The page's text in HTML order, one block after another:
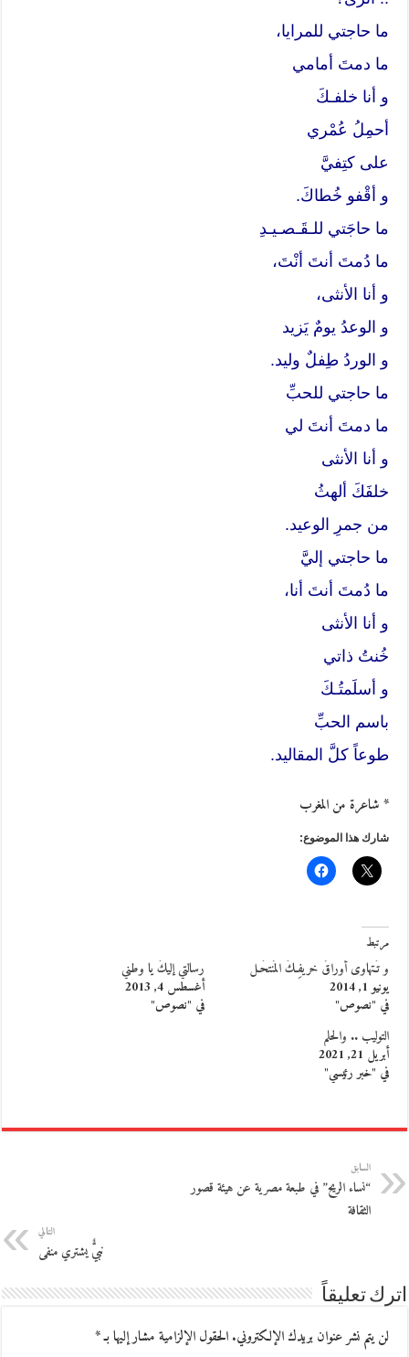
ما حاجتي للمرايا،
ما دمتَ أمامي
و أنا خلفـكَ
أحمِلُ عُمْري
على كتِفيَّ
و أقْفو خُطاكَ.
ما حاجَتي للـقَـصـيـدِ
ما دُمتَ أنتَ أنْتَ،
و أنا الأنثى،
و الوعدُ يومٌ يَزيد
و الوردُ طِفلٌ وليد.
ما حاجتي للحبِّ
ما دمتَ أنتَ لي
و أنا الأنثى
خلفَكَ ألهثُ
من جمرِ الوعيد.
ما حاجتي إليَّ
ما دُمتَ أنتَ أنا،
و أنا الأنثى
خُنتُ ذاتي
و أسلَمتُـكَ
باسم الحبِّ
طوعاً كلَّ المقاليد.
* شاعرة من المغرب
شارك هذا الموضوع:
مرتبط
و تَـتهاوى أوراقُ خريفِـكَ المُنتحَـل
يونيو 1, 2014
في "نصوص"
رسالتي إليكَ يا وطني
أغسطس 4, 2013
في "نصوص"
التوليب .. والحلم
أبريل 21, 2021
في "خبر رئيسي"
السابق
“نساء الريح” في طبعة مصرية عن هيئة قصور
الثقافة
التالي
نبيٌّ يشتري منفى
اترك تعليقاً
لن يتم نشر عنوان بريدك الإلكتروني.الحقول الإلزامية مشار إليها بـ*